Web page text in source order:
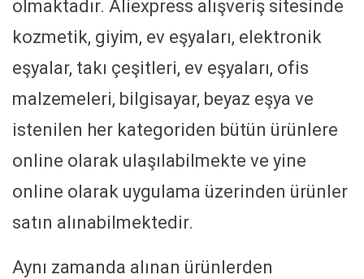
olmaktadır. Aliexpress alışveriş sitesinde
kozmetik, giyim, ev eşyaları, elektronik
eşyalar, takı çeşitleri, ev eşyaları, ofis
malzemeleri, bilgisayar, beyaz eşya ve
istenilen her kategoriden bütün ürünlere
online olarak ulaşılabilmekte ve yine
online olarak uygulama üzerinden ürünler
satın alınabilmektedir.
Aynı zamanda alınan ürünlerden